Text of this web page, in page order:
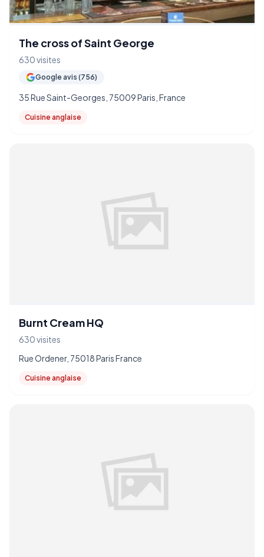
The cross of Saint George
630 visites
Google avis (756)
35 Rue Saint-Georges, 75009 Paris, France
Cuisine anglaise
Burnt Cream HQ
630 visites
Rue Ordener, 75018 Paris France
Cuisine anglaise